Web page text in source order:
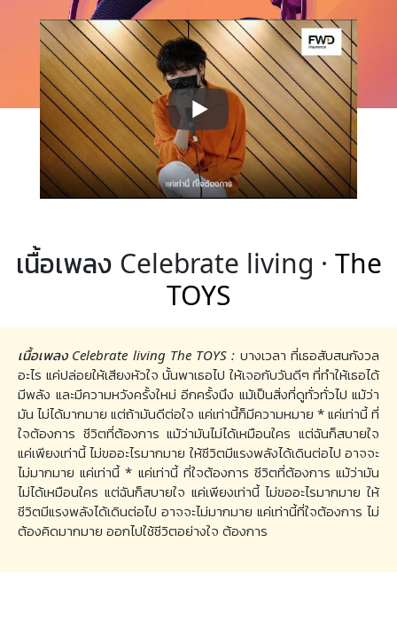
เนื้อเพลง Celebrate living · The
TOYS
เนื้อเพลง Celebrate living The TOYS : บางเวลา ที่เธอสับสนกังวล
อะไร แค่ปล่อยให้เสียงหัวใจ นั้นพาเธอไป ให้เจอกับวันดีๆ ที่ทำให้เธอได้
มีพลัง และมีความหวังครั้งใหม่ อีกครั้งนึง แม้เป็นสิ่งที่ดูทั่วทั่วไป แม้ว่า
มัน ไม่ได้มากมาย แต่ถ้ามันดีต่อใจ แค่เท่านี้ก็มีความหมาย * แค่เท่านี้ ที่
ใจต้องการ ชีวิตที่ต้องการ แม้ว่ามันไม่ได้เหมือนใคร แต่ฉันก็สบายใจ
แค่เพียงเท่านี้ ไม่ขออะไรมากมาย ให้ชีวิตมีแรงพลังได้เดินต่อไป อาจจะ
ไม่มากมาย แค่เท่านี้ * แค่เท่านี้ ที่ใจต้องการ ชีวิตที่ต้องการ แม้ว่ามัน
ไม่ได้เหมือนใคร แต่ฉันก็สบายใจ แค่เพียงเท่านี้ ไม่ขออะไรมากมาย ให้
ชีวิตมีแรงพลังได้เดินต่อไป อาจจะไม่มากมาย แค่เท่านี้ที่ใจต้องการ ไม่
ต้องคิดมากมาย ออกไปใช้ชีวิตอย่างใจ ต้องการ